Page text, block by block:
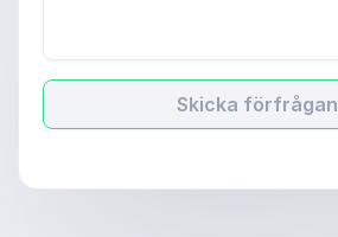
Skicka förfrågan